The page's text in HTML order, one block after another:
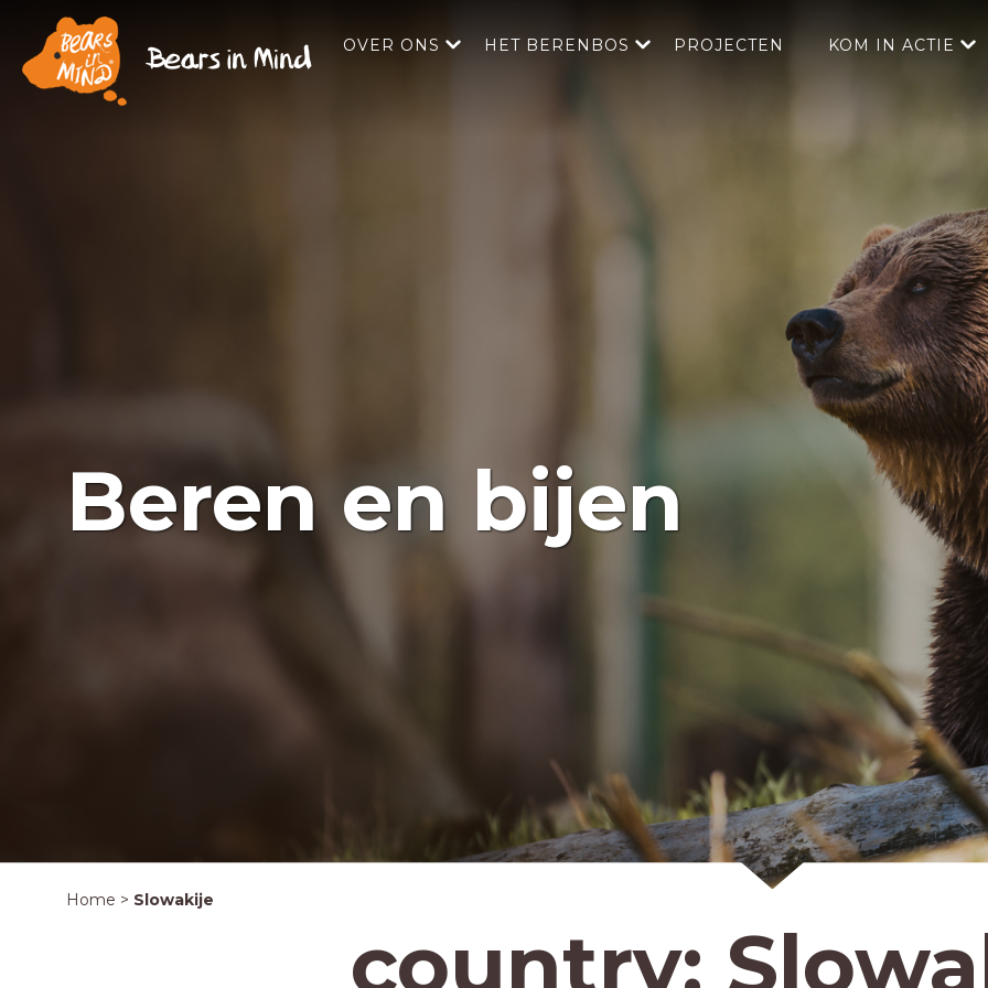
OVER ONS HET BERENBOS PROJECTEN KOM IN ACTIE
Beren en bijen
Home > Slowakije
country: